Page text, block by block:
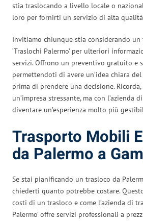
stia traslocando a livello locale o
loro per fornirti un servizio di alta
Invitiamo chiunque stia considerando
‘Traslochi Palermo’ per ulteriori
servizi. Offrono un preventivo gratuito e
permettendoti di avere un’idea chiara
prima di prendere una decisione.
un’impresa stressante, ma con l’azienda
diventare un’esperienza molto più
Trasporto Mobili
da Palermo a
Se stai pianificando un trasloco da
chiederti quanto potrebbe costare.
costi di un trasloco e come l’azienda di
Palermo’ offre servizi professionali a